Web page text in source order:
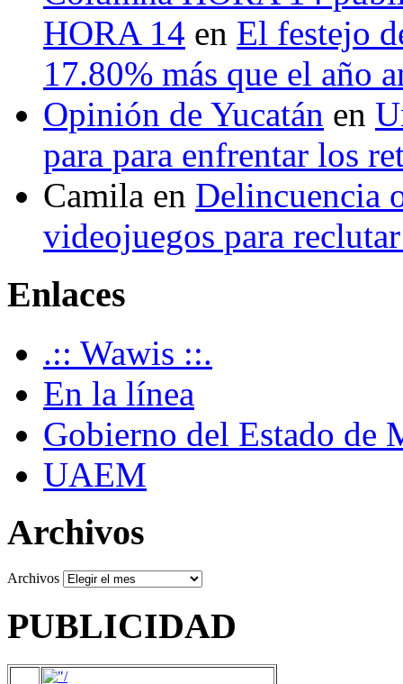
HORA 14 en El festejo
17.80% más que el año
Opinión de Yucatán en
para para enfrentar los
Camila en Delincuencia
videojuegos para
Enlaces
.:: Wawis ::.
En la línea
Gobierno del Estado de
UAEM
Archivos
Archivos
PUBLICIDAD